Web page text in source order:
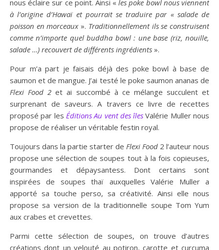
nous éclaire sur ce point. Ainsi «les poke bowl nous viennent
à l’origine d’Hawaï et pourrait se traduire par « salade de
poisson en morceaux». Traditionnellement ils se construisent
comme n’importe quel buddha bowl : une base (riz, nouille,
salade …) recouvert de différents ingrédients ».
Pour m’a part je faisais déjà des poke bowl à base de
saumon et de mangue. J’ai testé le poke saumon ananas de
Flexi Food 2 et ai succombé à ce mélange succulent et
surprenant de saveurs. A travers ce livre de recettes
proposé par les Éditions Au vent des îles Valérie Muller nous
propose de réaliser un véritable festin royal.
Toujours dans la partie starter de Flexi Food 2 l’auteur nous
propose une sélection de soupes tout à la fois copieuses,
gourmandes et dépaysantess. Dont certains sont
inspirées de soupes thaï auxquelles Valérie Muller a
apporté sa touche perso, sa créativité. Ainsi elle nous
propose sa version de la traditionnelle soupe Tom Yum
aux crabes et crevettes.
Parmi cette sélection de soupes, on trouve d’autres
créations dont un velouté au potiron, carotte et curcuma